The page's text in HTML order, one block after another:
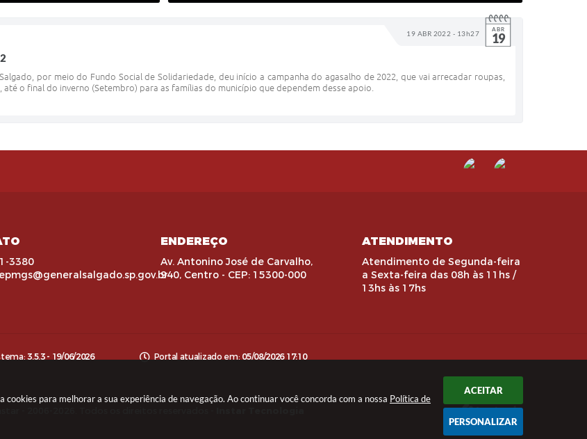
para melhorar a sua experiência de navegação. Ao continuar você concorda com a nossa Política de
ACEITAR
PERSONALIZAR
19 ABR 2022 - 13h27 ABR
19
por meio do Fundo Social de Solidariedade, deu início a campanha do agasalho de 2022, que vai arrecadar roupas,
o final do inverno (Setembro) para as famílias do município que dependem desse apoio.
3380
ENDEREÇO
Av. Antonino José de Carvalho,
940, Centro - CEP: 15300-000
ATENDIMENTO
Atendimento de Segunda-feira
a Sexta-feira das 08h às 11hs /
13hs às 17hs
3.5.3 - 19/06/2026 Portal atualizado em: 05/08/2026 17:10